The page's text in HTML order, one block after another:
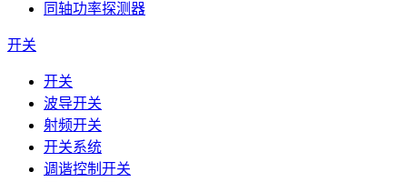
同轴功率探测器
开关
开关
波导开关
射频开关
开关系统
调谐控制开关